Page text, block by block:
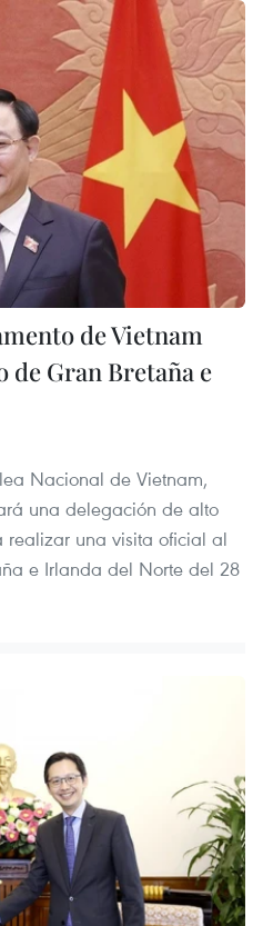
de Vietnam
Gran Bretaña e
Nacional de Vietnam,
una delegación de alto
realizar una visita oficial al
e Irlanda del Norte del 28